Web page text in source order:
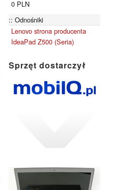
0 PLN
Odnośniki
Lenovo strona producenta
IdeaPad Z500 (Seria)
Sprzęt dostarczył